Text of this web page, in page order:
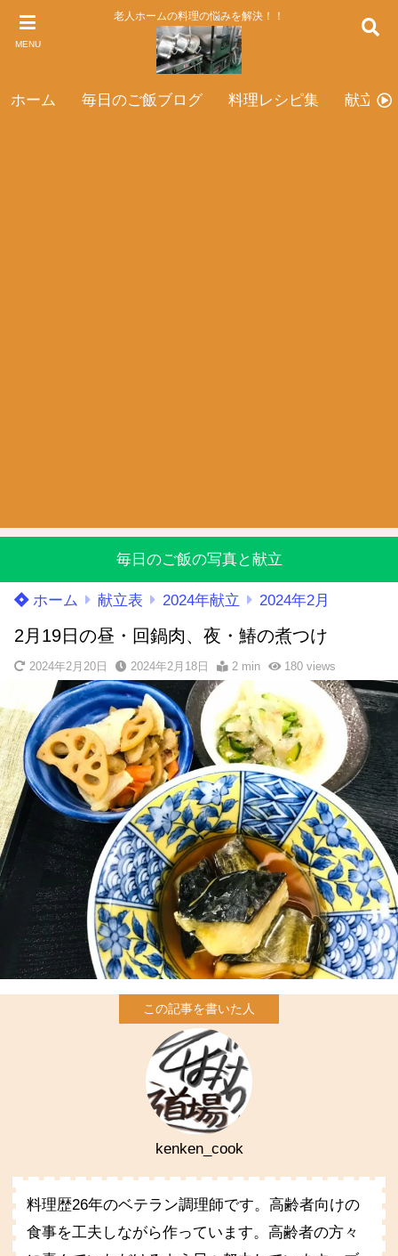
MENU
老人ホームの料理の悩みを解決！！
ホーム 毎日のご飯ブログ 料理レシピ集 献立表
毎日のご飯の写真と献立
ホーム 献立表 2024年献立 2024年2月
2月19日の昼・回鍋肉、夜・鰆の煮つけ
2024年2月20日 2024年2月18日 2 min 180views
kenken_cook
料理歴26年のベテラン調理師です。高齢者向けの
食事を工夫しながら作っています。高齢者の方々